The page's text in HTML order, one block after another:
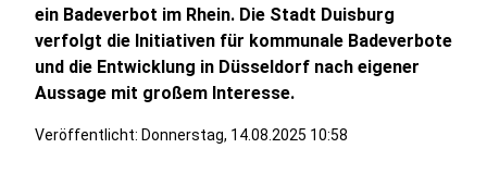
ein Badeverbot im Rhein. Die Stadt Duisburg
verfolgt die Initiativen für kommunale Badeverbote
und die Entwicklung in Düsseldorf nach eigener
Aussage mit großem Interesse.
Veröffentlicht: Donnerstag, 14.08.2025 10:58